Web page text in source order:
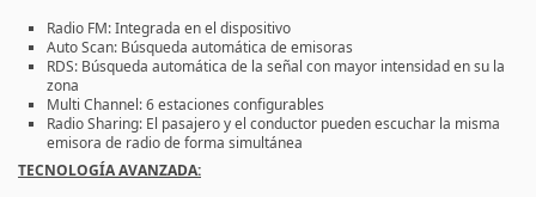
Radio FM: Integrada en el dispositivo
Auto Scan: Búsqueda automática de emisoras
RDS: Búsqueda automática de la señal con mayor intensidad en su la
zona
Multi Channel: 6 estaciones configurables
Radio Sharing: El pasajero y el conductor pueden escuchar la misma
emisora de radio de forma simultánea
TECNOLOGÍA AVANZADA: